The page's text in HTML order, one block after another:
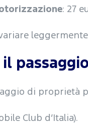
: 27
il
di proprietà
Club d’Italia).